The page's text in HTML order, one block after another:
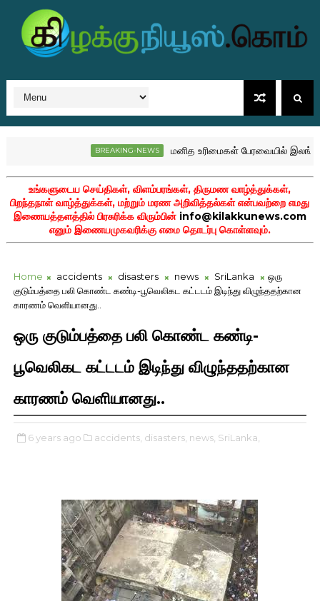
BREAKING-NEWS மனித உரிமைகள் பேரவையில் இலங்கை
உங்களுடைய செய்திகள், விளம்பரங்கள், திருமண வாழ்த்துக்கள்,
பிறந்தநாள் வாழ்த்துக்கள், மற்றும் மரண அறிவித்தல்கள் என்பவற்றை எமது
இணையத்தளத்தில் பிரசுரிக்க விரும்பின் info@kilakkunews.com
எனும் இணையமுகவரிக்கு எமை தொடர்பு கொள்ளவும்.
Home accidents disasters news SriLanka
ஒரு
குடும்பத்தை பலி கொண்ட கண்டி-பூவெலிகட கட்டடம் இடிந்து விழுந்ததற்கான
காரணம் வெளியானது..
ஒரு குடும்பத்தை பலி கொண்ட கண்டி-
பூவெலிகட கட்டடம் இடிந்து விழுந்ததற்கான
காரணம் வெளியானது..
6 years ago accidents, disasters, news, SriLanka,